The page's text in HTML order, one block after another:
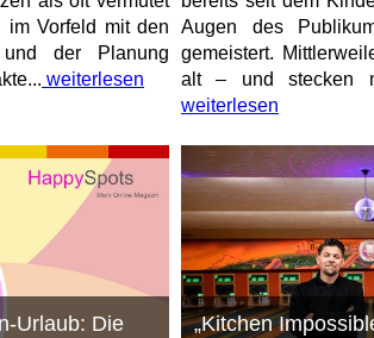
im Vorfeld mit den
und der Planung
weiterlesen
Augen des
gemeistert.
alt – und stecken
weiterlesen
Urlaub: Die
„Kitchen